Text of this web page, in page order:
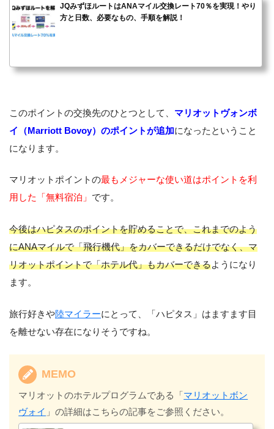
JQみずほルートはANAマイル交換レート70％を実現！やり
方と日数、必要なもの、手順を解説！
このポイントの交換先のひとつとして、 マリオットヴォンボ
イ（Marriott Bovoy）のポイントが追加になったということ
になります。
マリオットポイントの最もメジャーな使い道はポイントを利
用した「無料宿泊」 です。
今後はハピタスのポイントを貯めることで、これまでのよう
にANAマイルで「飛行機代」をカバーできるだけでなく、マ
リオットポイントで「ホテル代」もカバーできるようになり
ます。
旅行好きや陸マイラーにとって、「ハピタス」はますます目
を離せない存在になりそうですね。
MEMO
マリオットのホテルプログラムである「マリオットボン
ヴォイ 」の詳細はこちらの記事をご参照ください。